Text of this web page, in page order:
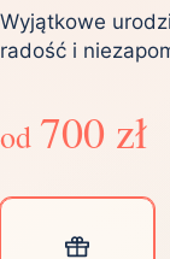
Wyjątkowe
radość i
od 700 zł